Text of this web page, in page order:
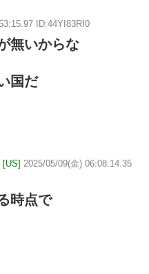
ID:44YI83RI0
無いからな
国だ
[US] 2025/05/09(金) 06:08:14.35
時点で